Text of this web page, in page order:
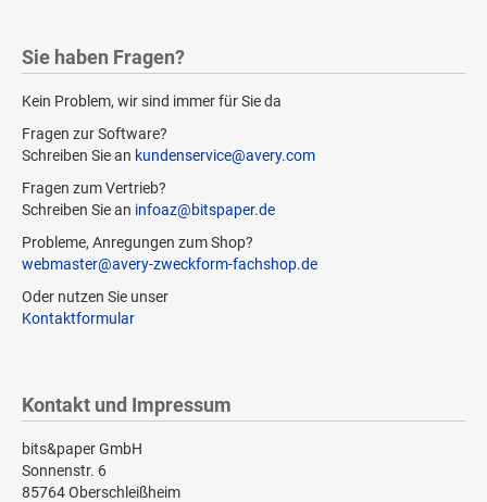
Sie haben Fragen?
Kein Problem, wir sind immer für Sie da
Fragen zur Software?
Schreiben Sie an kundenservice@avery.com
Fragen zum Vertrieb?
Schreiben Sie an infoaz@bitspaper.de
Probleme, Anregungen zum Shop?
webmaster@avery-zweckform-fachshop.de
Oder nutzen Sie unser
Kontaktformular
Kontakt und Impressum
bits&paper GmbH
Sonnenstr. 6
85764 Oberschleißheim